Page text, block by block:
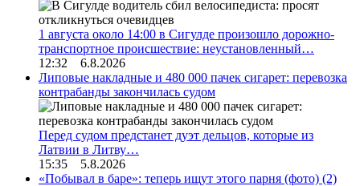
1 августа около 14:00 в Сигулде произошло дорожно-
транспортное происшествие: неустановленный…
12:32 6.8.2026
Липовые накладные и 480 000 пачек сигарет: перевозка
контрабанды закончилась судом
Перед судом предстанет дуэт дельцов, которые из
Латвии в Литву…
15:35 5.8.2026
«Побывал в баре»: теперь ищут этого парня (фото) (2)